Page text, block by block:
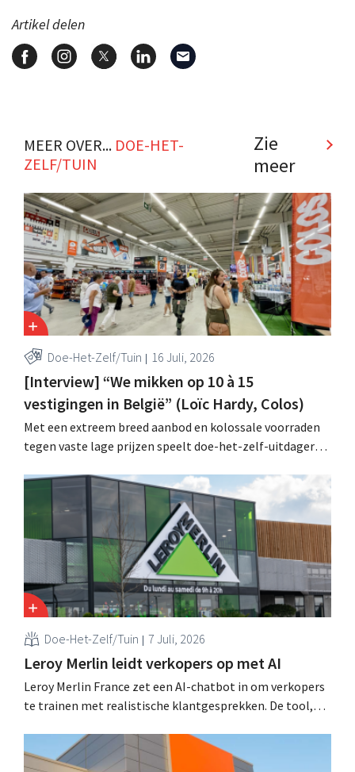
Artikel delen
MEER OVER... DOE-HET-
ZELF/TUIN
Zie
meer
Doe-Het-Zelf/Tuin 16 Juli, 2026
[Interview] “We mikken op 10 à 15
vestigingen in België” (Loïc Hardy, Colos)
Met een extreem breed aanbod en kolossale voorraden
tegen vaste lage prijzen speelt doe-het-zelf-uitdager
“We lossen drie belangrijke problemen op voor onze
klanten,” zegt topman Loïc Hardy.
Doe-Het-Zelf/Tuin 7 Juli, 2026
Leroy Merlin leidt verkopers op met AI
Leroy Merlin France zet een AI-chatbot in om verkopers
te trainen met realistische klantgesprekken. De tool,
proefproject in acht winkels en leverde volgens de
retailer meer vertrouwen bij teams, betere commerciële